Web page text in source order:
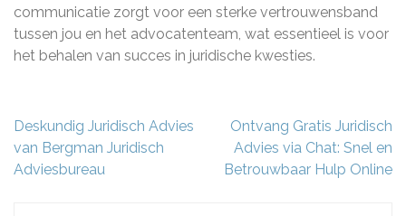
communicatie zorgt voor een sterke vertrouwensband
tussen jou en het advocatenteam, wat essentieel is voor
het behalen van succes in juridische kwesties.
Berichtnavigatie
Deskundig Juridisch Advies
van Bergman Juridisch
Adviesbureau
Ontvang Gratis Juridisch
Advies via Chat: Snel en
Betrouwbaar Hulp Online